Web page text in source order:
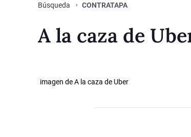
Búsqueda CONTRATAPA
A la caza de
imagen de A la caza de Uber